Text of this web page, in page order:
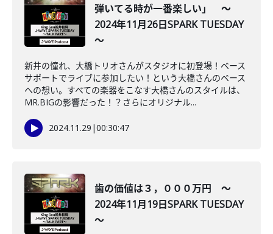
弾いてる時が一番楽しい」 ～
2024年11月26日SPARK TUESDAY
～
新井の憧れ、大橋トリオさんがスタジオに初登場！ベース
サポートでライブに参加したい！という大橋さんのベース
への想い。すべての楽器をこなす大橋さんのスタイルは、
MR.BIGの影響だった！？さらにオリジナル...
2024.11.29 |00:30:47
歯の価値は３，０００万円 ～
2024年11月19日SPARK TUESDAY
～